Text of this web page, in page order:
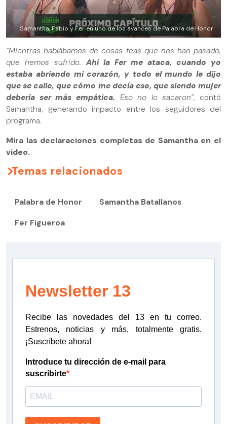
Samantha, Fabio y Fer en uno de los avances de Palabra de Honor
“Mientras hablábamos de cosas feas que nos han pasado,
que hemos sufrido. Ahí la Fer me ataca, cuando yo
estaba abriendo mi corazón, y todo el mundo le dijo
que se calle, que cómo me decía eso, que siendo mujer
debería ser más empática. Eso no lo sacaron”, contó
Samantha, generando impacto entre los seguidores del
programa.
Mira las declaraciones completas de Samantha en el
video.
Temas relacionados
Palabra de Honor Samantha Batallanos
Fer Figueroa
Newsletter 13
Recibe las novedades del 13 en tu correo.
Estrenos, noticias y más, totalmente gratis.
¡Suscríbete ahora!
Introduce tu dirección de e-mail para
suscribirte